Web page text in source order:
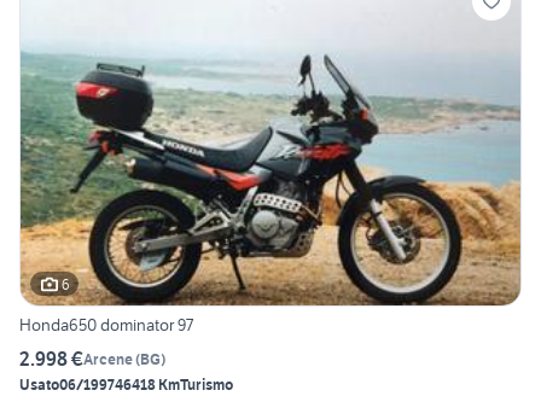
6
Honda650 dominator 97
2.998 €Arcene(BG)
Usato06/199746418 KmTurismo